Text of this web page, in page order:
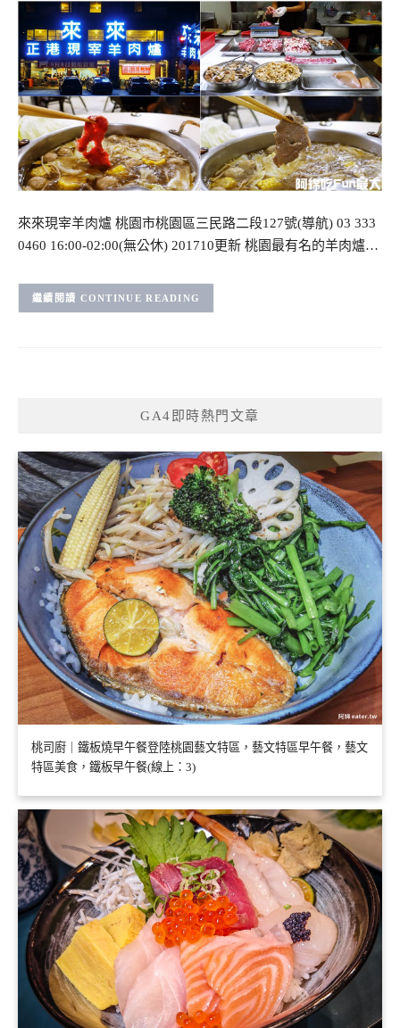
來來現宰羊肉爐 桃園市桃園區三民路二段127號(導航) 03 333
0460 16:00-02:00(無公休) 201710更新 桃園最有名的羊肉爐…
CONTINUE READING
GA4即時熱門文章
桃司廚｜鐵板燒早午餐登陸桃園藝文特區，藝文特區早午餐，藝文
特區美食，鐵板早午餐(線上：3)